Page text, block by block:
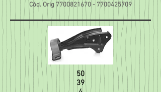
Cód. Orig 7700821670- 7700425709
50
39